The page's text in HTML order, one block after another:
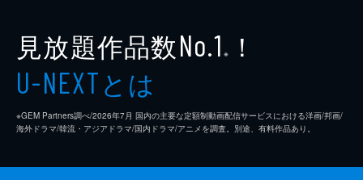
見放題作品数No.1 ※ ！
U-NEXTとは
※GEM Partners調べ/2026年7⽉ 国内の主要な定額制動画配信サービスにおける洋画/邦画/
海外ドラマ/韓流・アジアドラマ/国内ドラマ/アニメを調査。別途、有料作品あり。